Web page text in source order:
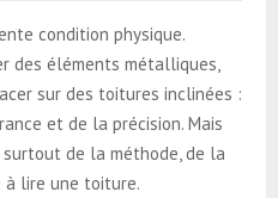
condition physique.
des éléments métalliques,
sur des toitures inclinées :
et de la précision. Mais
de la méthode, de la
à lire une toiture.